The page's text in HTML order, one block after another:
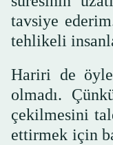
tavsiye
tehlikeli
Hariri de
olmadı.
çekilmesini
ettirmek için